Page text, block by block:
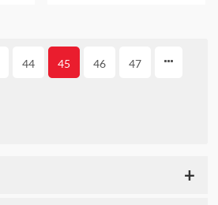
44 45 46 47